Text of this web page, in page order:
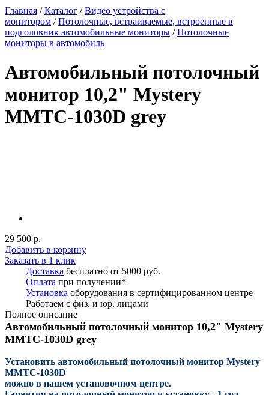
Главная /Каталог /Видео устройства c
монитором /Потолочные, встраиваемые, встроенные в
подголовник автомобильные мониторы /Потолочные
мониторы в автомобиль
Автомобильный потолочный
монитор 10,2" Mystery
MMTC-1030D grey
29 500 р.
Добавить в корзину
Заказать в 1 клик
Доставка бесплатно от 5000 руб.
Оплата при получении*
Установка оборудования в сертифицированном центре
Работаем с физ. и юр. лицами
Полное описание
Автомобильный потолочный монитор 10,2" Mystery
MMTC-1030D grey
Установить автомобильный потолочный монитор Mystery
MMTC-1030D
можно в нашем установочном центре.